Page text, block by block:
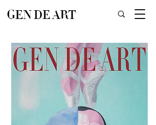
GEN DE ART